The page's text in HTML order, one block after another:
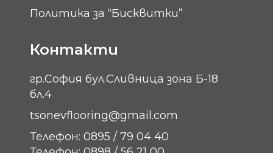
Политика за “Бисквитки”
Контакти
гр.София бул.Сливница зона Б-18
бл.4
tsonevflooring@gmail.com
Телефон: 0895 / 79 04 40